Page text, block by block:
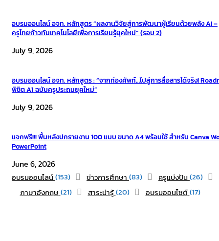
อบรมออนไลน์ อจท. หลักสูตร “ผลงานวิจัยสู่การพัฒนาผู้เรียนด้วยพลัง AI –
ครูไทยก้าวทันเทคโนโลยีเพื่อการเรียนรู้ยุคใหม่” (รอบ 2)
July 9, 2026
อบรมออนไลน์ อจท. หลักสูตร : “จากท่องศัพท์…ไปสู่การสื่อสารได้จริง!
พิชิต A1 ฉบับครูประถมยุคใหม่”
July 9, 2026
แจกฟรี!!! พื้นหลังปกรายงาน 100 แบบ ขนาด A4 พร้อมใช้ สำหรับ Canva
PowerPoint
June 6, 2026
อบรมออนไลน์(153) ข่าวการศึกษา (83) ครูแบ่งปัน(26)
ภาษาอังกฤษ(21) สาระน่ารู้(20) อบรมออนไซต์(17)